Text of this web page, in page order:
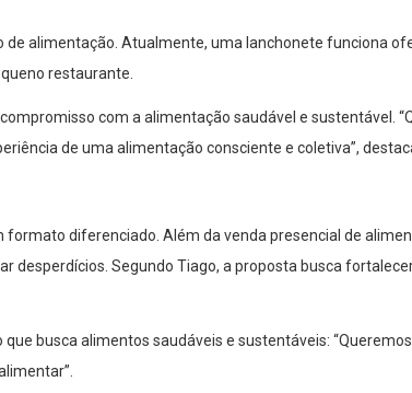
alimentação. Atualmente, uma lanchonete funciona
restaurante.
com a alimentação saudável e sustentável.
de uma alimentação consciente e coletiva”,
diferenciado. Além da venda presencial de
desperdícios. Segundo Tiago, a proposta busca
busca alimentos saudáveis e sustentáveis: